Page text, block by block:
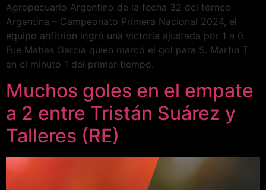
Agropecuario Argentino de la fecha 32 del torneo
Argentina – Campeonato Primera Nacional 2024, el
equipo anfitrión logró una victoria ajustada por 1 a 0.
Fue Matías García quien marcó el gol para S. Martín T
en el minuto 1 del primer tiempo.
Muchos goles en el empate
a 2 entre Tristán Suárez y
Talleres (RE)